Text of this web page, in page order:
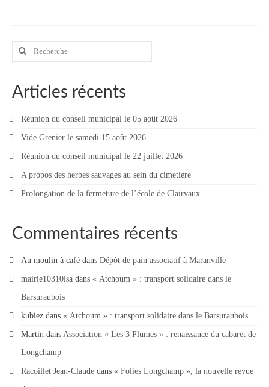
Rechercher
Articles récents
Réunion du conseil municipal le 05 août 2026
Vide Grenier le samedi 15 août 2026
Réunion du conseil municipal le 22 juillet 2026
A propos des herbes sauvages au sein du cimetière
Prolongation de la fermeture de l’école de Clairvaux
Commentaires récents
Au moulin à café dans Dépôt de pain associatif à Maranville
mairie10310lsa dans « Atchoum » : transport solidaire dans le
Barsuraubois
kubiez dans « Atchoum » : transport solidaire dans le Barsuraubois
Martin dans Association « Les 3 Plumes » : renaissance du cabaret de
Longchamp
Racoillet Jean-Claude dans « Folies Longchamp », la nouvelle revue